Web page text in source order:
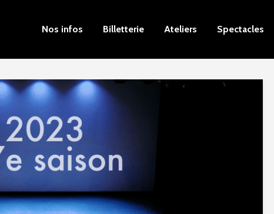
Nos infos Billetterie Ateliers Spectacles